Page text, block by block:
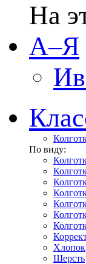
На
А–Я
По виду:
Хлопок
Шерсть